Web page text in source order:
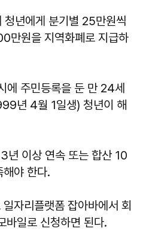
년에게 분기별 25만원씩
만원을 지역화폐로 지급하
에 주민등록을 둔 만 24세
년 4월 1일생) 청년이 해
년 이상 연속 또는 합산 10
해야 한다.
자리플랫폼 잡아바에서 회
바일로 신청하면 된다.